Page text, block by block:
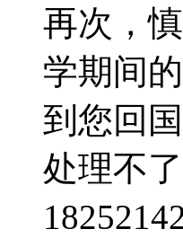
再次，
学期间
到您回
处理不